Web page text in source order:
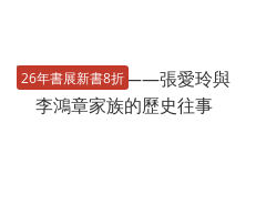
26年書展新書8折